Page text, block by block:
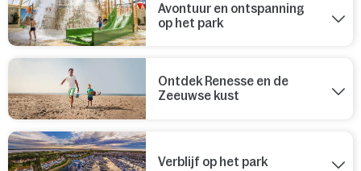
Avontuur en ontspanning
op het park
Ontdek Renesse en de
Zeeuwse kust
Verblijf op het park